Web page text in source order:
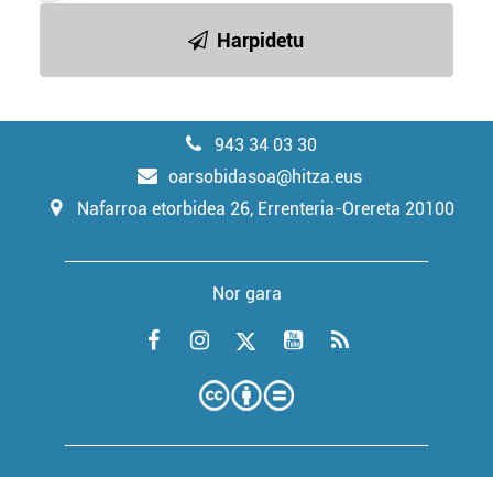
Harpidetu
943 34 03 30
oarsobidasoa@hitza.eus
Nafarroa etorbidea 26, Errenteria-Orereta 20100
Nor gara